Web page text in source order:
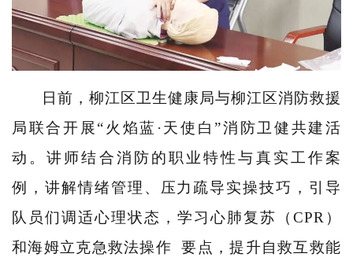
日前，柳江区卫生健康局与柳江区消防救援
局联合开展“火焰蓝·天使白”消防卫健共建活
动。讲师结合消防的职业特性与真实工作案
例，讲解情绪管理、压力疏导实操技巧，引导
队员们调适心理状态，学习心肺复苏（CPR）
和海姆立克急救法操作
要点，提升自救互救能